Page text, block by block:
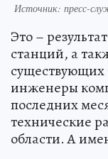
Источник: пресс-
Это –
станций, а
существующих
инженеры
последних
технические
области. А